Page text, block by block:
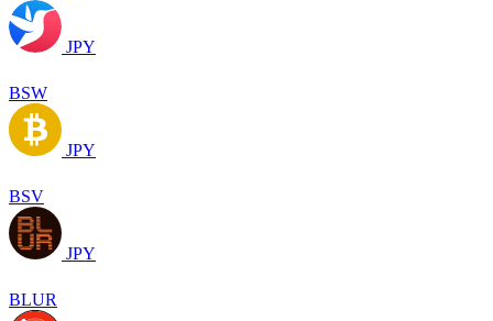
JPY
BSW
JPY
BSV
JPY
BLUR